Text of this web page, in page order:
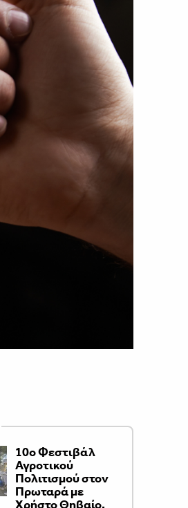
10ο Φεστιβάλ
Αγροτικού
Πολιτισμού στον
Πρωταρά με
Χρήστο Θηβαίο,